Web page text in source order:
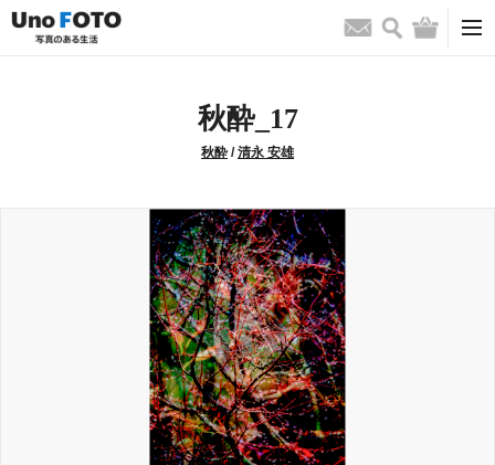
お問い合わせ
検索 バッグ
秋酔_17
秋酔 /清永 安雄